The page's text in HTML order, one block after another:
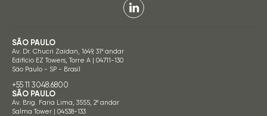
SÃO PAULO
Av. Dr. Chucri Zaidan, 1649, 31º andar
Edifício EZ Towers, Torre A | 04711-130
São Paulo - SP - Brasil
+55 11 3048.6800
SÃO PAULO
Av. Brig. Faria Lima, 3555, 2º andar
Salma Tower | 04538-133